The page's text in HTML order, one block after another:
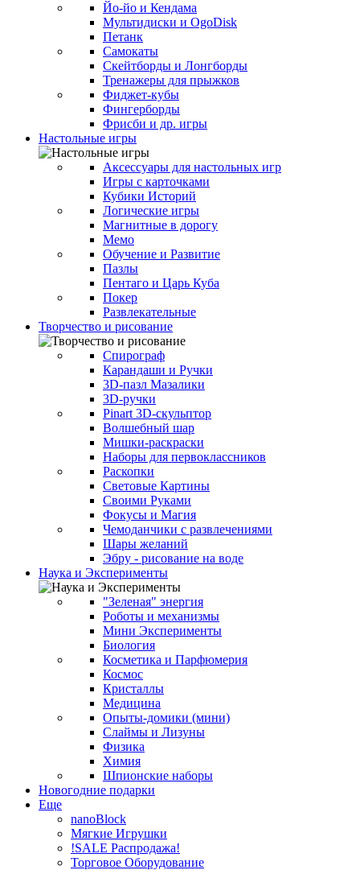
Йо-йо и Кендама
Мультидиски и OgoDisk
Петанк
Самокаты
Скейтборды и Лонгборды
Тренажеры для прыжков
Фиджет-кубы
Фингерборды
Фрисби и др. игры
Настольные игры
Аксессуары для настольных игр
Игры с карточками
Кубики Историй
Логические игры
Магнитные в дорогу
Мемо
Обучение и Развитие
Пазлы
Пентаго и Царь Куба
Покер
Развлекательные
Творчество и рисование
Спирограф
Карандаши и Ручки
3D-пазл Мазалики
3D-ручки
Pinart 3D-скульптор
Волшебный шар
Мишки-раскраски
Наборы для первоклассников
Раскопки
Световые Картины
Своими Руками
Фокусы и Магия
Чемоданчики с развлечениями
Шары желаний
Эбру - рисование на воде
Наука и Эксперименты
"Зеленая" энергия
Роботы и механизмы
Мини Эксперименты
Биология
Косметика и Парфюмерия
Космос
Кристаллы
Медицина
Опыты-домики (мини)
Слаймы и Лизуны
Физика
Химия
Шпионские наборы
Новогодние подарки
Еще
nanoBlock
Мягкие Игрушки
!SALE Распродажа!
Торговое Оборудование